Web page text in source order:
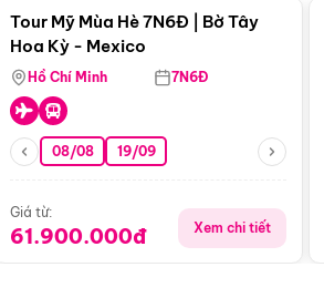
Tour Mỹ Mùa Hè 7N6Đ | Bờ Tây
Hoa Kỳ - Mexico
Hồ Chí Minh 7N6Đ
08/08 19/09
Giá từ:
61.900.000đ Xem chi tiết